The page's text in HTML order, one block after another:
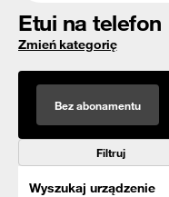
Etui na telefon
Zmień kategorię
Bez abonamentu
Filtruj
Wyszukaj urządzenie